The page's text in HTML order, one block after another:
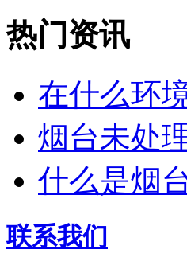
热门资讯
在什么环
烟台未处
什么是烟
联系我们